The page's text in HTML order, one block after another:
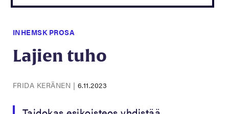
INHEMSK PROSA
Lajien tuho
FRIDA KERÄNEN | 6.11.2023